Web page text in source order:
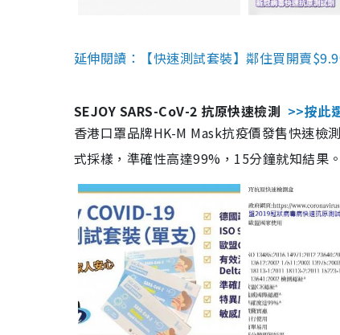
延伸閱讀：【快速測試套裝】鄰住買開賣
SEJOY SARS-CoV-2 抗原快速檢測 >>按此
香港口罩品牌HK-M Mask抗疫價發售快速檢
式採樣，準確性高達99%，15分鐘就知結果